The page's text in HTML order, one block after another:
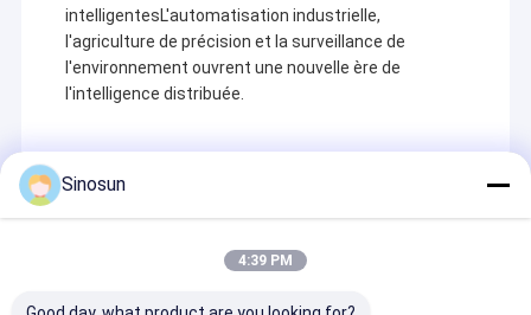
intelligentesL'automatisation industrielle,
l'agriculture de précision et la surveillance de
l'environnement ouvrent une nouvelle ère de
l'intelligence distribuée.
Recommended Products
Sinosun
4:39 PM